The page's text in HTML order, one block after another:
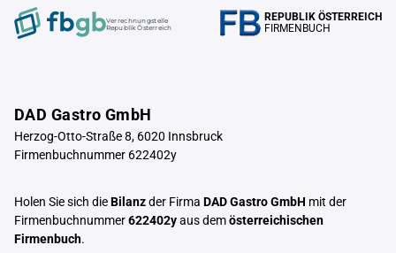
Verrechnungstelle
Republik Österreich
REPUBLIK ÖSTERREICH
FIRMENBUCH
DAD Gastro GmbH
Herzog-Otto-Straße 8, 6020 Innsbruck
Firmenbuchnummer 622402y
Holen Sie sich dieBilanzder Firma DAD Gastro GmbH mit der
Firmenbuchnummer622402yaus demösterreichischen
Firmenbuch.